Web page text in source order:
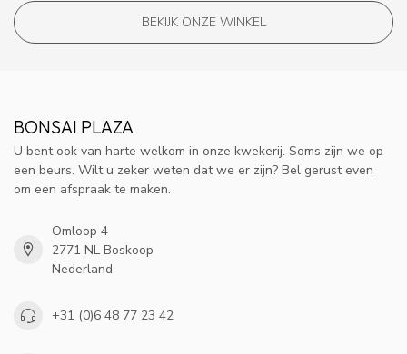
BEKIJK ONZE WINKEL
BONSAI PLAZA
U bent ook van harte welkom in onze kwekerij. Soms zijn we op
een beurs. Wilt u zeker weten dat we er zijn? Bel gerust even
om een afspraak te maken.
Omloop 4
2771 NL Boskoop
Nederland
+31 (0)6 48 77 23 42